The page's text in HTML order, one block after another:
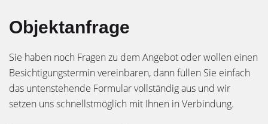
Objektanfrage
Sie haben noch Fragen zu dem Angebot oder wollen einen
Besichtigungstermin vereinbaren, dann füllen Sie einfach
das untenstehende Formular vollständig aus und wir
setzen uns schnellstmöglich mit Ihnen in Verbindung.